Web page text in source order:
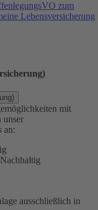
zum
Lebensversicherung
mit
unser
an:
ausschließlich in